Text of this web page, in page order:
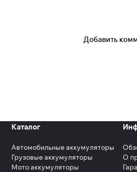
приобретая у нас
К летнему
Добавить
Каталог
Автомобильные аккумуляторы
Грузовые аккумуляторы
Мото аккумуляторы
О